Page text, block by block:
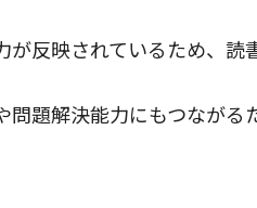
反映されているため、読
題解決能力にもつながる